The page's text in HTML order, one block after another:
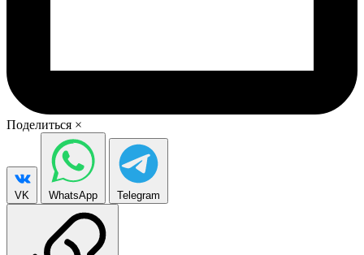
Поделиться ×
VK WhatsApp Telegram